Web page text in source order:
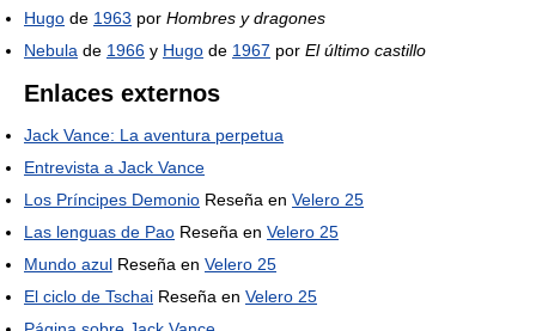
Hugo de 1963 por Hombres y dragones
Nebula de 1966 y Hugo de 1967 por El último castillo
Enlaces externos
Jack Vance: La aventura perpetua
Entrevista a Jack Vance
Los Príncipes Demonio Reseña en Velero 25
Las lenguas de Pao Reseña en Velero 25
Mundo azul Reseña en Velero 25
El ciclo de Tschai Reseña en Velero 25